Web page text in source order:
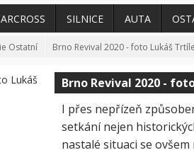
SILNICE AUTA
Ostatní Brno Revival 2020 - foto Lukáš
Brno Revival 2020 -
I přes nepřízeň
setkání nejen
nastalé situaci se